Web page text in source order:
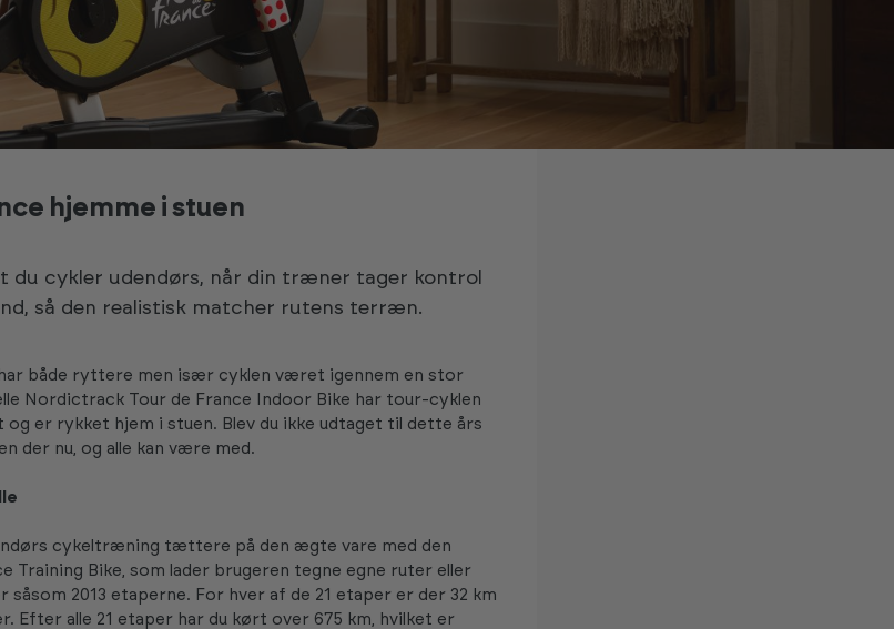
hjemme i stuen
du cykler udendørs, når din træner tager kontrol
så den realistisk matcher rutens terræn.
både ryttere men især cyklen været igennem en stor
Nordictrack Tour de France Indoor Bike har tour-cyklen
er rykket hjem i stuen. Blev du ikke udtaget til dette års
der nu, og alle kan være med.
cykeltræning tættere på den ægte vare med den
Training Bike, som lader brugeren tegne egne ruter eller
2013 etaperne. For hver af de 21 etaper er der 32 km
Efter alle 21 etaper har du kørt over 675 km, hvilket er